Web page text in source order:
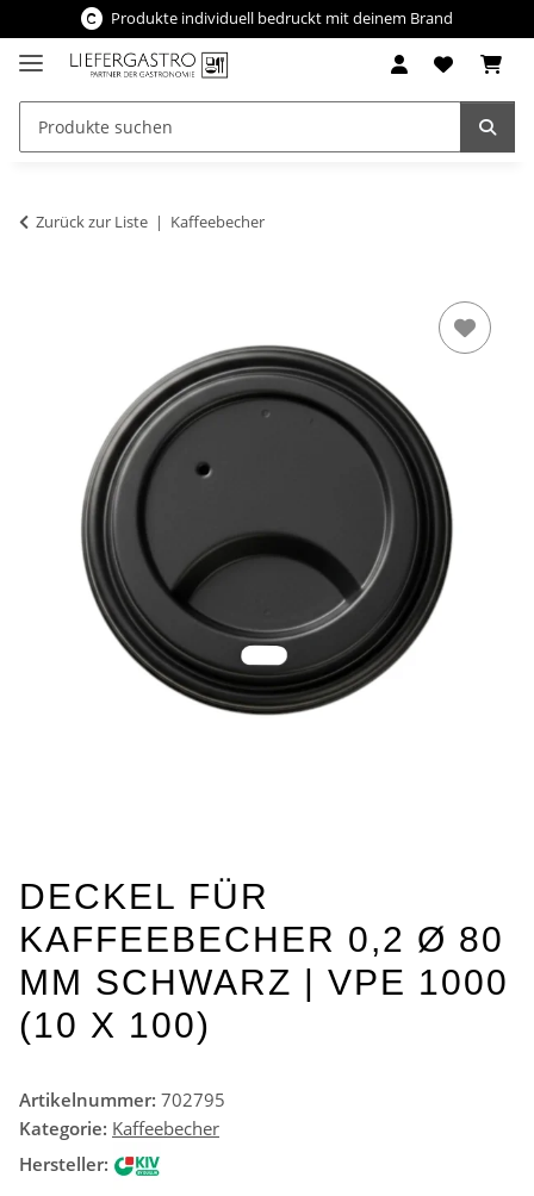
Produkte individuell bedruckt mit deinem Brand
Zurück zur Liste Kaffeebecher
DECKEL FÜR
KAFFEEBECHER 0,2 Ø 80
MM SCHWARZ | VPE 1000
(10 X 100)
Artikelnummer: 702795
Kategorie: Kaffeebecher
Hersteller: